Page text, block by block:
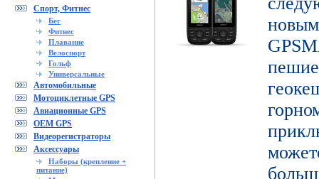
Спорт, Фитнес
Бег
Фитнес
Плавание
Велоспорт
Гольф
Универсальные
Автомобильные
Мотоциклетные GPS
Авиационные GPS
OEM GPS
Видеорегистраторы
Аксессуары
Наборы (крепление +
питание)